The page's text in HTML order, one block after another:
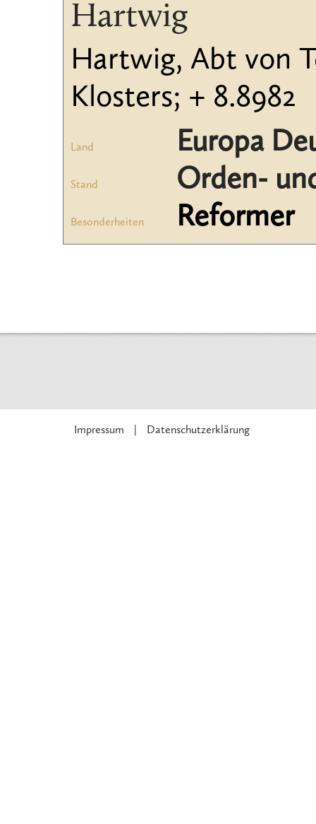
Hartwig
Hartwig, Abt von
Klosters; + 8.8982
Land Europa
Stand Orden-
Besonderheiten Reformer
Impressum Datenschutzerklärung